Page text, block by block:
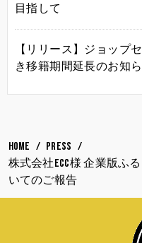
目指して
【リリース】ジョップ
き移籍期間延長のお知
HOME
PRESS
株式会社ECC様 企業版ふ
いてのご報告